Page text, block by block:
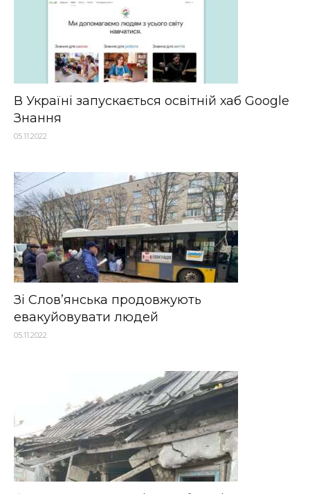
В Україні запускається освітній хаб Google
Знання
05.11.2022
Зі Слов’янська продовжують
евакуйовувати людей
05.11.2022